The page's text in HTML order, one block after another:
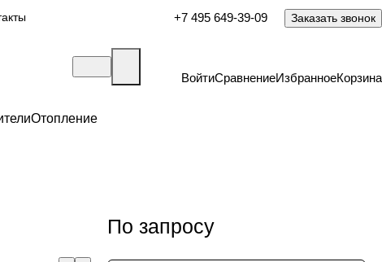
+7 495 649-39-09 Заказать звонок
ВойтиСравнениеИзбранноеКорзина
Отопление
По запросу